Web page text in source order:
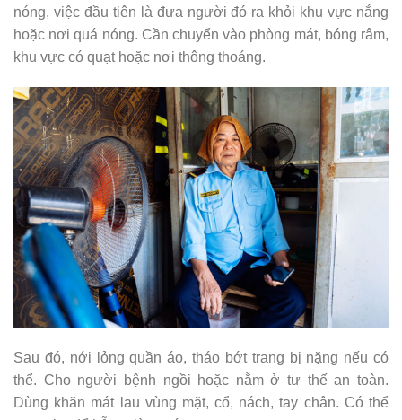
nóng, việc đầu tiên là đưa người đó ra khỏi khu vực nắng
hoặc nơi quá nóng. Cần chuyển vào phòng mát, bóng râm,
khu vực có quạt hoặc nơi thông thoáng.
Sau đó, nới lỏng quần áo, tháo bớt trang bị nặng nếu có
thể. Cho người bệnh ngồi hoặc nằm ở tư thế an toàn.
Dùng khăn mát lau vùng mặt, cổ, nách, tay chân. Có thể